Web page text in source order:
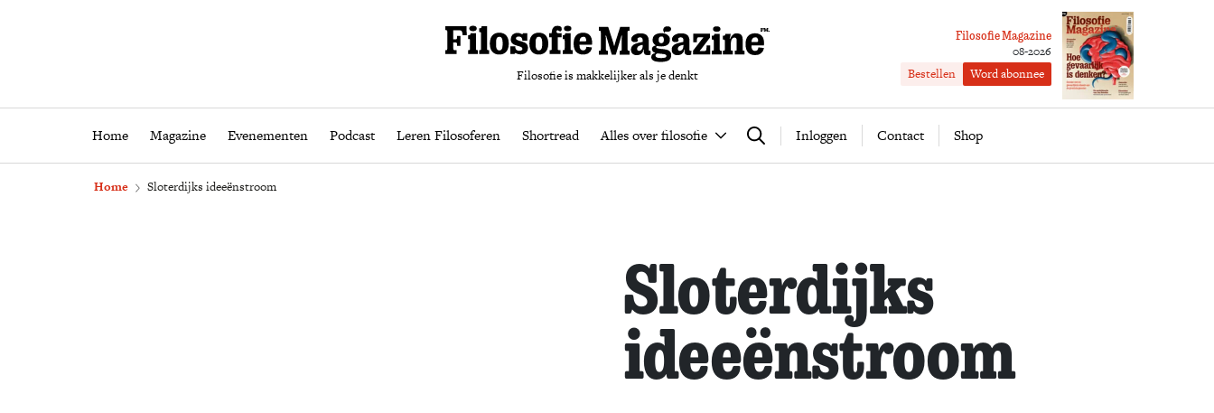
Filosofie is makkelijker als je denkt
Filosofie Magazine
08-2026
Bestellen Word abonnee
Home Magazine Evenementen Podcast Leren Filosoferen Shortread Alles over filosofie Zoeken Inloggen Contact Shop
Home Magazine Evenementen Podcast Leren Filosoferen Shortread Alles over filosofie Word abonnee
Home Sloterdijks ideeënstroom
Sloterdijks
ideeënstroom